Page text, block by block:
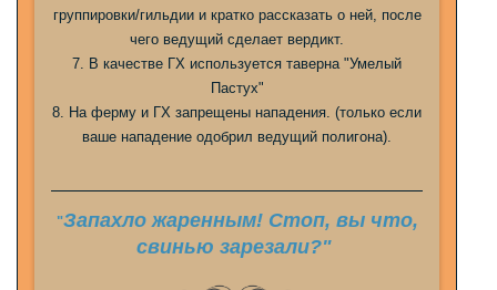
группировки/гильдии и кратко рассказать о ней, после
чего ведущий сделает вердикт.
7. В качестве ГХ используется таверна "Умелый
Пастух"
8. На ферму и ГХ запрещены нападения. (только если
ваше нападение одобрил ведущий полигона).
"Запахло жаренным! Стоп, вы что,
свинью зарезали?"